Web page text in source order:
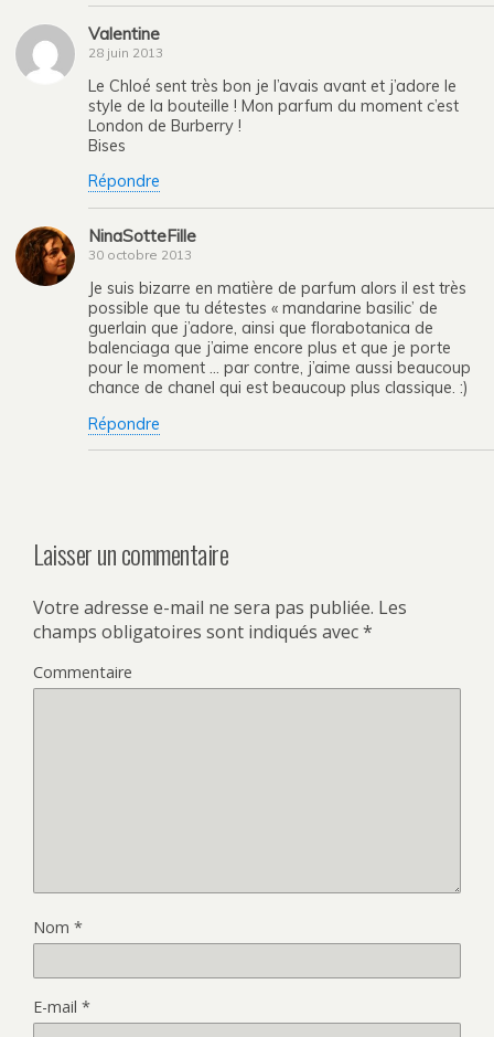
Valentine
28 juin 2013
Le Chloé sent très bon je l’avais avant et j’adore le
style de la bouteille ! Mon parfum du moment c’est
London de Burberry !
Bises
Répondre
NinaSotteFille
30 octobre 2013
Je suis bizarre en matière de parfum alors il est très
possible que tu détestes « mandarine basilic’ de
guerlain que j’adore, ainsi que florabotanica de
balenciaga que j’aime encore plus et que je porte
pour le moment … par contre, j’aime aussi beaucoup
chance de chanel qui est beaucoup plus classique. :)
Répondre
Laisser un commentaire
Votre adresse e-mail ne sera pas publiée. Les
champs obligatoires sont indiqués avec*
Commentaire
Nom *
E-mail *